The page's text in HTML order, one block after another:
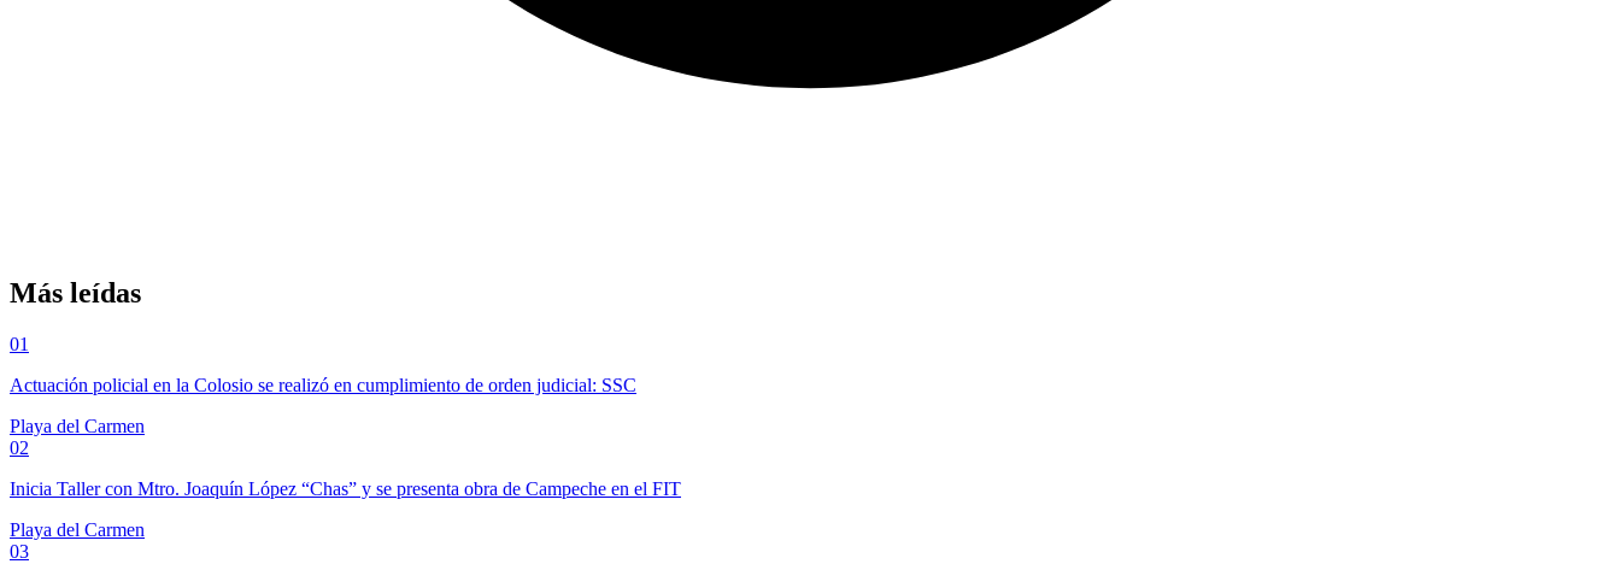
Más leídas
01
Actuación policial en la Colosio se realizó en cumplimiento de orden judicial: SSC
Playa del Carmen
02
Inicia Taller con Mtro. Joaquín López “Chas” y se presenta obra de Campeche en el FIT
Playa del Carmen
03